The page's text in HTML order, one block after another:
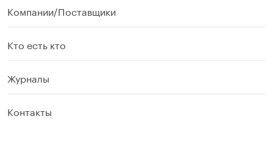
Компании/Поставщики
Кто есть кто
Журналы
Контакты